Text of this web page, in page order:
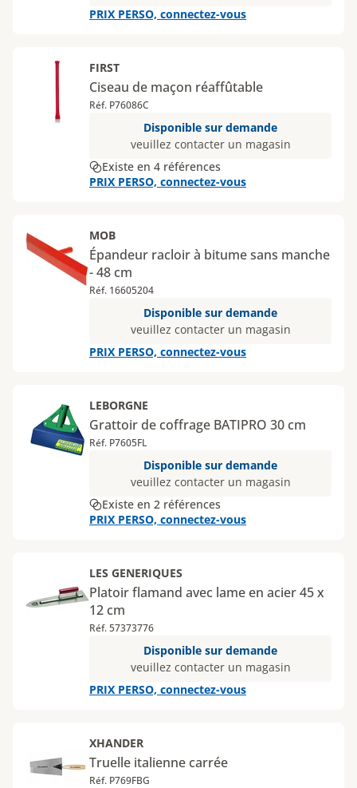
PRIX PERSO, connectez-vous
FIRST
Ciseau de maçon réaffûtable
Réf. P76086C
Disponible sur demande
veuillez contacter un magasin
Existe en 4 références
PRIX PERSO, connectez-vous
MOB
Épandeur racloir à bitume sans manche
- 48 cm
Réf. 16605204
Disponible sur demande
veuillez contacter un magasin
PRIX PERSO, connectez-vous
LEBORGNE
Grattoir de coffrage BATIPRO 30 cm
Réf. P7605FL
Disponible sur demande
veuillez contacter un magasin
Existe en 2 références
PRIX PERSO, connectez-vous
LES GENERIQUES
Platoir flamand avec lame en acier 45 x
12 cm
Réf. 57373776
Disponible sur demande
veuillez contacter un magasin
PRIX PERSO, connectez-vous
XHANDER
Truelle italienne carrée
Réf. P769FBG